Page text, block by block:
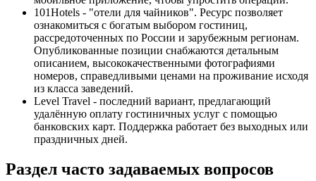
101Hotels - "отели для чайников". Ресурс позволяет
ознакомиться с богатым выбором гостиниц,
рассредоточенных по России и зарубежным регионам.
Опубликованные позиции снабжаются детальным
описанием, высококачественными фотографиями
номеров, справедливыми ценами на проживание исходя
из класса заведений.
Level Travel - последний вариант, предлагающий
удалённую оплату гостиничных услуг с помощью
банковских карт. Поддержка работает без выходных или
праздничных дней.
Раздел часто задаваемых вопросов